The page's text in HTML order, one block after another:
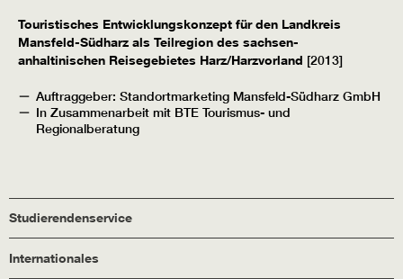
Touristisches Entwicklungskonzept für den Landkreis
Mansfeld-Südharz als Teilregion des sachsen-
anhaltinischen Reisegebietes Harz/Harzvorland [2013]
Auftraggeber: Standortmarketing Mansfeld-Südharz GmbH
In Zusammenarbeit mit BTE Tourismus- und
Regionalberatung
Studierendenservice
Internationales